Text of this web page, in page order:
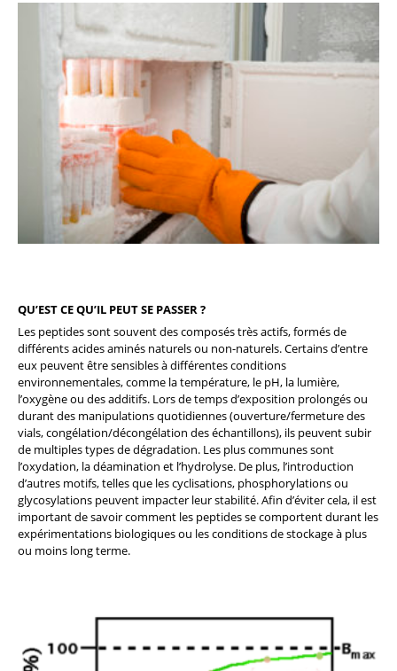
QU’EST CE QU’IL PEUT SE PASSER ?
Les peptides sont souvent des composés très actifs, formés de
différents acides aminés naturels ou non-naturels. Certains d’entre
eux peuvent être sensibles à différentes conditions
environnementales, comme la température, le pH, la lumière,
l’oxygène ou des additifs. Lors de temps d’exposition prolongés ou
durant des manipulations quotidiennes (ouverture/fermeture des
vials, congélation/décongélation des échantillons), ils peuvent subir
de multiples types de dégradation. Les plus communes sont
l’oxydation, la déamination et l’hydrolyse. De plus, l’introduction
d’autres motifs, telles que les cyclisations, phosphorylations ou
glycosylations peuvent impacter leur stabilité. Afin d’éviter cela, il est
important de savoir comment les peptides se comportent durant les
expérimentations biologiques ou les conditions de stockage à plus
ou moins long terme.